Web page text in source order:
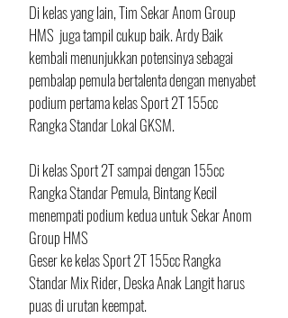
Di kelas yang lain, Tim Sekar Anom Group
HMS  juga tampil cukup baik. Ardy Baik
kembali menunjukkan potensinya sebagai
pembalap pemula bertalenta dengan menyabet
podium pertama kelas Sport 2T 155cc
Rangka Standar Lokal GKSM.
Di kelas Sport 2T sampai dengan 155cc
Rangka Standar Pemula, Bintang Kecil
menempati podium kedua untuk Sekar Anom
Group HMS
Geser ke kelas Sport 2T 155cc Rangka
Standar Mix Rider, Deska Anak Langit harus
puas di urutan keempat.